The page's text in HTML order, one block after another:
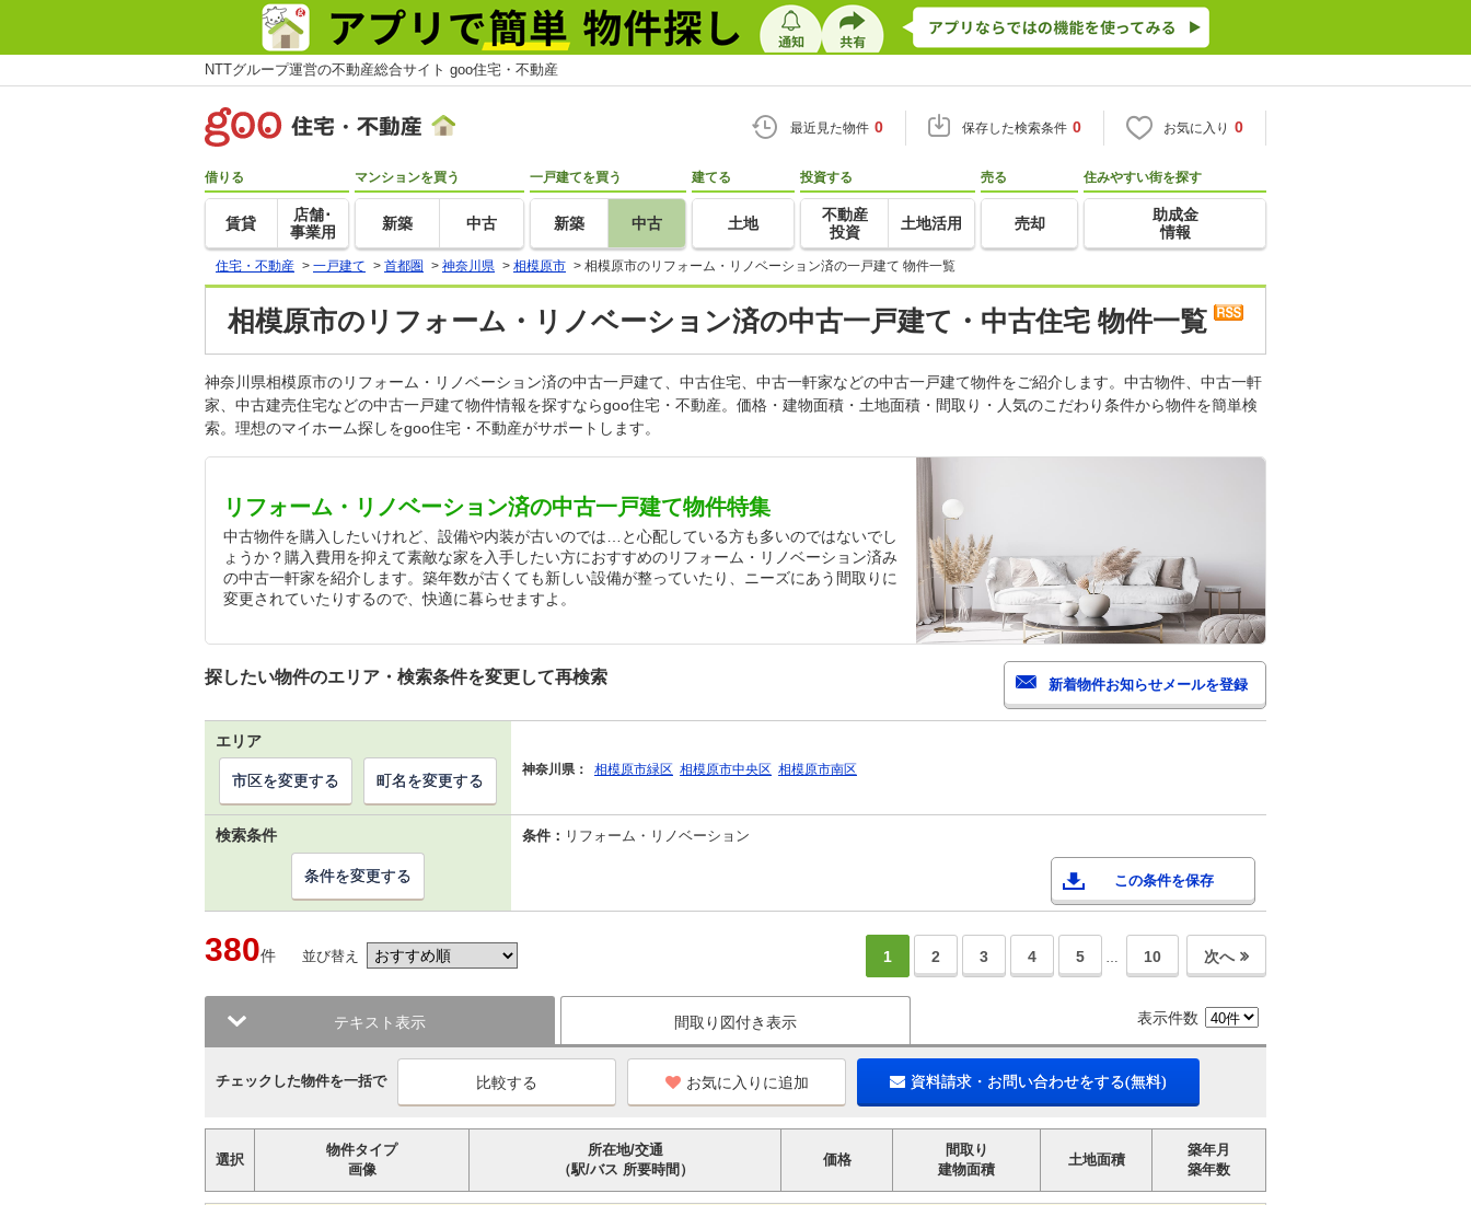
NTTグループ運営の不動産総合サイト goo住宅・不動産
最近見た物件 0 保存した検索条件 0 お気に入り 0
借りる
賃貸
店舗･
事業用
マンションを買う
新築 中古
一戸建てを買う
新築 中古
建てる
土地
投資する
不動産
投資
土地活用
売る
売却
住みやすい街を探す
助成金
情報
住宅・不動産 > 一戸建て > 首都圏 > 神奈川県 > 相模原市 > 相模原市のリフォーム・リノベーション済の一戸建て 物件一覧
相模原市のリフォーム・リノベーション済の中古一戸建て・中古住宅 物件一覧
神奈川県相模原市のリフォーム・リノベーション済の中古一戸建て、中古住宅、中古一軒家などの中古一戸建て物件をご紹介します。中古物件、中古一軒
家、中古建売住宅などの中古一戸建て物件情報を探すならgoo住宅・不動産。価格・建物面積・土地面積・間取り・人気のこだわり条件から物件を簡単検
索。理想のマイホーム探しをgoo住宅・不動産がサポートします。
リフォーム・リノベーション済の中古一戸建て物件特集
中古物件を購入したいけれど、設備や内装が古いのでは…と心配している方も多いのではないでし
ょうか？購入費用を抑えて素敵な家を入手したい方におすすめのリフォーム・リノベーション済み
の中古一軒家を紹介します。築年数が古くても新しい設備が整っていたり、ニーズにあう間取りに
変更されていたりするので、快適に暮らせますよ。
探したい物件のエリア・検索条件を変更して再検索
エリア
神奈川県： 相模原市緑区 相模原市中央区 相模原市南区
市区を変更する 町名を変更する
検索条件 条件： リフォーム・リノベーション
この条件を保存
条件を変更する
380件 並び替え 1 2 3 4 5 … 10 次へ
テキスト表示 間取り図付き表示 表示件数
チェックした物件を一括で お気に入りに追加 資料請求・お問い合わせをする(無料)
選択
物件タイプ
画像
所在地/交通
（駅/バス 所要時間）
価格
間取り
建物面積
土地面積
築年月
築年数